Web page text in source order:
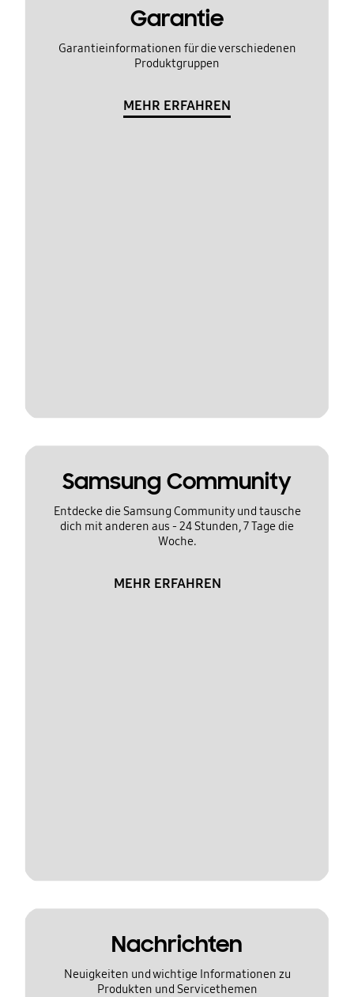
Garantie
Garantieinformationen für die verschiedenen
Produktgruppen
MEHR ERFAHREN
Samsung Community
Entdecke die Samsung Community und tausche
dich mit anderen aus - 24 Stunden, 7 Tage die
Woche.
MEHR ERFAHREN
Nachrichten
Neuigkeiten und wichtige Informationen zu
Produkten und Servicethemen